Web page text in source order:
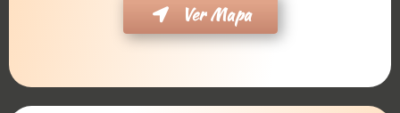
Ver Mapa